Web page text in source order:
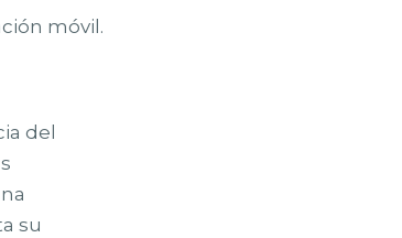
móvil.
del
su